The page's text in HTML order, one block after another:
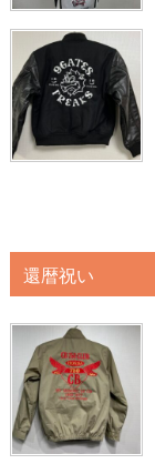
還暦祝い